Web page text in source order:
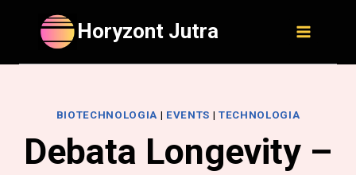
content
Horyzont Jutra
BIOTECHNOLOGIA | EVENTS | TECHNOLOGIA
Debata Longevity –